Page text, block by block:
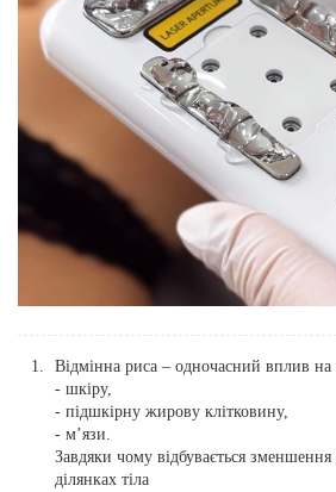
Відмінна риса – одночасний вплив на
- шкіру,
- підшкірну жирову клітковину,
- м’язи.
Завдяки чому відбувається
ділянках тіла